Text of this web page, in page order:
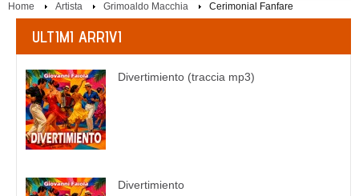
Home Artista Grimoaldo Macchia Cerimonial Fanfare
ULTIMI ARRIVI
Divertimiento (traccia mp3)
Divertimiento